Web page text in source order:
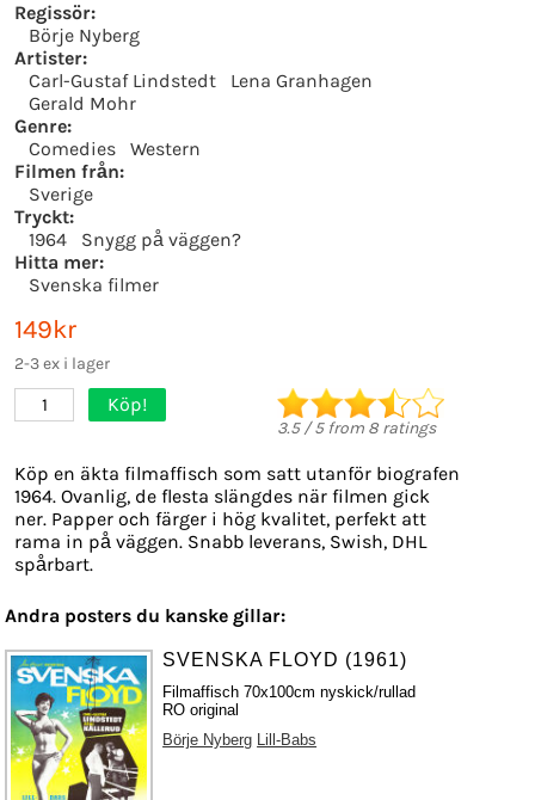
Regissör:
Börje Nyberg
Artister:
Carl-Gustaf Lindstedt
Lena Granhagen
Gerald Mohr
Genre:
Comedies
Western
Filmen från:
Sverige
Tryckt:
1964
Snygg på väggen?
Hitta mer:
Svenska filmer
149kr
2-3 ex i lager
1 Köp!
3.5/5from 8 ratings
Köp en äkta filmaffisch som satt utanför biografen
1964. Ovanlig, de flesta slängdes när filmen gick
ner. Papper och färger i hög kvalitet, perfekt att
rama in på väggen. Snabb leverans, Swish, DHL
spårbart.
Andra posters du kanske gillar:
SVENSKA FLOYD (1961)
Filmaffisch 70x100cm nyskick/rullad
RO original
Börje Nyberg Lill-Babs